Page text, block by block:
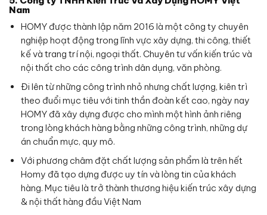
Nam
HOMY được thành lập năm 2016 là một công ty chuyên
nghiệp hoạt động trong lĩnh vực xây dựng, thi công, thiết
kế và trang trí nội, ngoại thất. Chuyên tư vấn kiến trúc và
nội thất cho các công trình dân dụng, văn phòng.
Đi lên từ những công trình nhỏ nhưng chất lượng, kiên trì
theo đuổi mục tiêu với tinh thần đoàn kết cao, ngày nay
HOMY đã xây dựng được cho mình một hình ảnh riêng
trong lòng khách hàng bằng những công trình, những dự
án chuẩn mực, quy mô.
Với phương châm đặt chất lượng sản phẩm là trên hết
Homy đã tạo dựng được uy tín và lòng tin của khách
hàng. Mục tiêu là trở thành thương hiệu kiến trúc xây dựng
& nội thất hàng đầu Việt Nam